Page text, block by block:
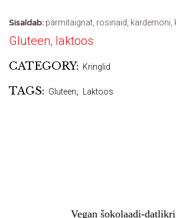
Sisaldab: pärmitaignat, rosinaid, kardemoni,
Gluteen, laktoos
CATEGORY: Kringlid
TAGS: Gluteen, Laktoos
Vegan šokolaadi-